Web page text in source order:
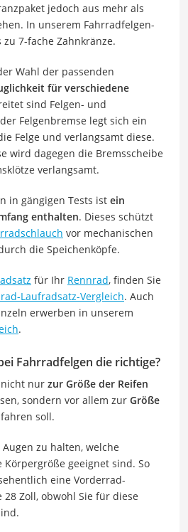
jedoch aus mehr als
In unserem Fahrradfelgen-
7-fache Zahnkränze.
Wahl der passenden
für verschiedene
sind Felgen- und
Felgenbremse legt sich ein
Felge und verlangsamt diese.
wird dagegen die Bremsscheibe
verlangsamt.
in gängigen Tests ist ein
enthalten. Dieses schützt
vor mechanischen
die Speichenköpfe.
für Ihr Rennrad, finden Sie
Laufradsatz-Vergleich. Auch
erwerben in unserem
.
Fahrradfelgen die richtige?
nur zur Größe der Reifen
sondern vor allem zur Größe
soll.
zu halten, welche
geeignet sind. So
eine Vorderrad-
Zoll, obwohl Sie für diese